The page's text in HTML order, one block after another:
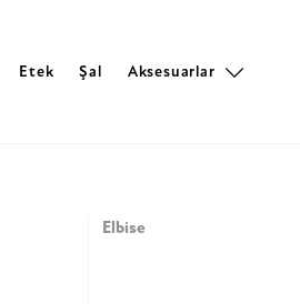
Etek Şal Aksesuarlar
Elbise